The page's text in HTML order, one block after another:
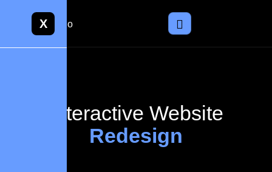
X
Interactive Website
Redesign